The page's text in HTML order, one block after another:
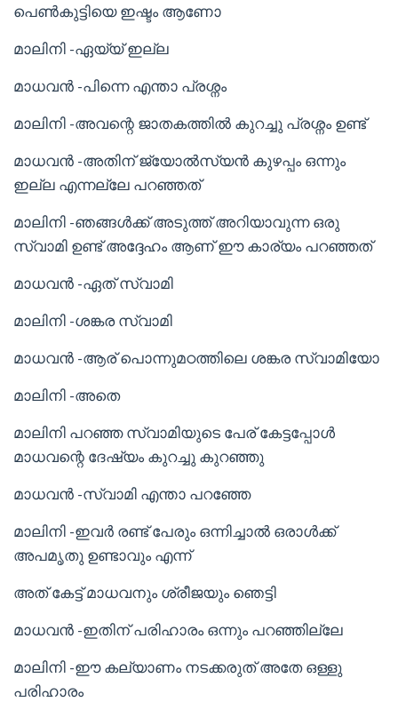
പെൺകുട്ടിയെ ഇഷ്ടം ആണോ
മാലിനി -ഏയ്യ് ഇല്ല
മാധവൻ -പിന്നെ എന്താ പ്രശ്നം
മാലിനി -അവന്റെ ജാതകത്തിൽ കുറച്ചു പ്രശ്നം ഉണ്ട്
മാധവൻ -അതിന് ജ്യോൽസ്യൻ കുഴപ്പം ഒന്നും
ഇല്ല എന്നല്ലേ പറഞ്ഞത്
മാലിനി -ഞങ്ങൾക്ക് അടുത്ത് അറിയാവുന്ന ഒരു
സ്വാമി ഉണ്ട് അദ്ദേഹം ആണ് ഈ കാര്യം പറഞ്ഞത്
മാധവൻ -ഏത് സ്വാമി
മാലിനി -ശങ്കര സ്വാമി
മാധവൻ -ആര് പൊന്നുമഠത്തിലെ ശങ്കര സ്വാമിയോ
മാലിനി -അതെ
മാലിനി പറഞ്ഞ സ്വാമിയുടെ പേര് കേട്ടപ്പോൾ
മാധവന്റെ ദേഷ്യം കുറച്ചു കുറഞ്ഞു
മാധവൻ -സ്വാമി എന്താ പറഞ്ഞേ
മാലിനി -ഇവർ രണ്ട് പേരും ഒന്നിച്ചാൽ ഒരാൾക്ക്
അപമൃതു ഉണ്ടാവും എന്ന്
അത് കേട്ട് മാധവനും ശ്രീജയും ഞെട്ടി
മാധവൻ -ഇതിന് പരിഹാരം ഒന്നും പറഞ്ഞില്ലേ
മാലിനി -ഈ കല്യാണം നടക്കരുത് അതേ ഒള്ളു
പരിഹാരം